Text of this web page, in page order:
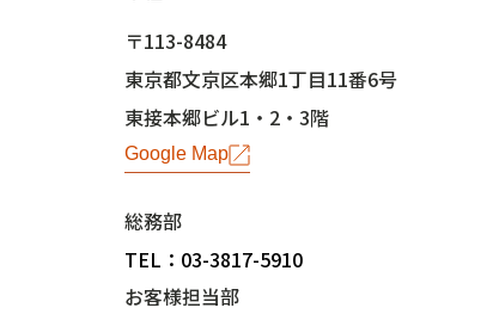
〒113-8484
東京都文京区本郷1丁目11番6号
東接本郷ビル1・2・3階
Google Map
総務部
TEL：03-3817-5910
お客様担当部